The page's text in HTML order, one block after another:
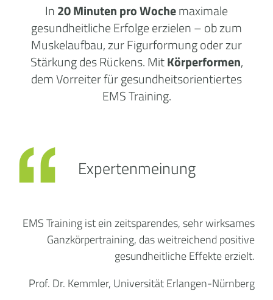
In20 Minuten pro Wochemaximale
gesundheitlicheErfolgeerzielen – ob zum
Muskelaufbau, zur Figurformung oder zur
Stärkung des Rückens. MitKörperformen,
dem Vorreiter für gesundheitsorientiertes
EMS Training.
EMS Training ist ein zeitsparendes, sehr wirksames
Ganzkörpertraining, das weitreichend positive
gesundheitliche Effekte erzielt.
Prof. Dr. Kemmler, Universität Erlangen-Nürnberg
Expertenmeinung